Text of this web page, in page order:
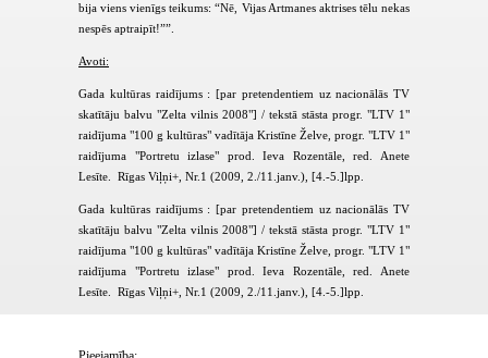
bija viens vienīgs teikums: “Nē, Vijas Artmanes aktrises tēlu nekas
nespēs aptraipīt!””.
Avoti:
Gada kultūras raidījums : [par pretendentiem uz nacionālās TV
skatītāju balvu "Zelta vilnis 2008"] / tekstā stāsta progr. "LTV 1"
raidījuma "100 g kultūras" vadītāja Kristīne Želve, progr. "LTV 1"
raidījuma "Portretu izlase" prod. Ieva Rozentāle, red. Anete
Lesīte. Rīgas Viļņi+, Nr.1 (2009, 2./11.janv.), [4.-5.]lpp.
Gada kultūras raidījums : [par pretendentiem uz nacionālās TV
skatītāju balvu "Zelta vilnis 2008"] / tekstā stāsta progr. "LTV 1"
raidījuma "100 g kultūras" vadītāja Kristīne Želve, progr. "LTV 1"
raidījuma "Portretu izlase" prod. Ieva Rozentāle, red. Anete
Lesīte. Rīgas Viļņi+, Nr.1 (2009, 2./11.janv.), [4.-5.]lpp.